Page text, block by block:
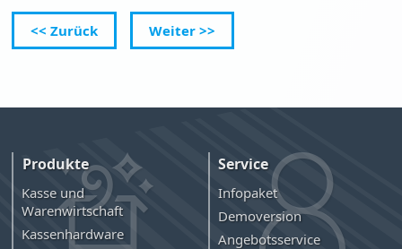
<< Zurück Weiter >>
Produkte
Kasse und
Warenwirtschaft
Kassenhardware
Service
Infopaket
Demoversion
Angebotsservice